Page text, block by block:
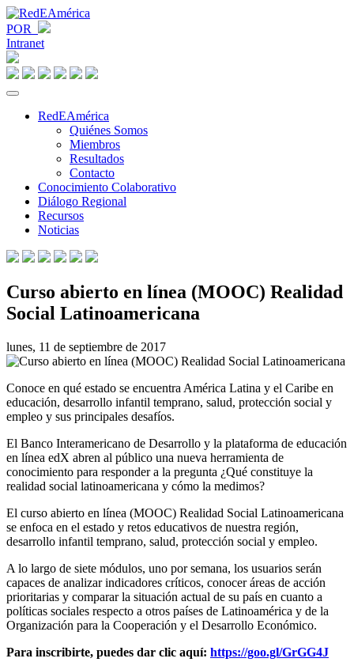
POR
Intranet
RedEAmérica
Quiénes Somos
Miembros
Resultados
Contacto
Conocimiento Colaborativo
Diálogo Regional
Recursos
Noticias
Curso abierto en línea (MOOC) Realidad
Social Latinoamericana
lunes, 11 de septiembre de 2017
Conoce en qué estado se encuentra América Latina y el Caribe en
educación, desarrollo infantil temprano, salud, protección social y
empleo y sus principales desafíos.
El Banco Interamericano de Desarrollo y la plataforma de educación
en línea edX abren al público una nueva herramienta de
conocimiento para responder a la pregunta ¿Qué constituye la
realidad social latinoamericana y cómo la medimos?
El curso abierto en línea (MOOC) Realidad Social Latinoamericana
se enfoca en el estado y retos educativos de nuestra región,
desarrollo infantil temprano, salud, protección social y empleo.
A lo largo de siete módulos, uno por semana, los usuarios serán
capaces de analizar indicadores críticos, conocer áreas de acción
prioritarias y comparar la situación actual de su país en cuanto a
políticas sociales respecto a otros países de Latinoamérica y de la
Organización para la Cooperación y el Desarrollo Económico.
Para inscribirte, puedes dar clic aquí: https://goo.gl/GrGG4J